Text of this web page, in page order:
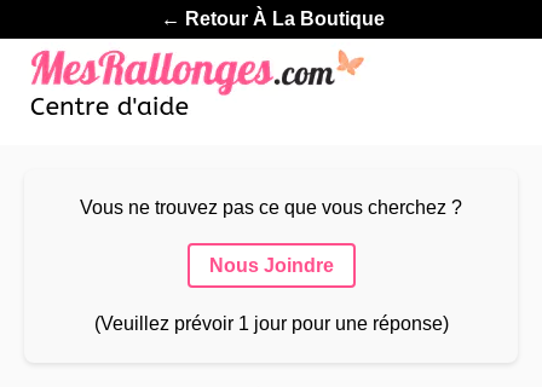
← Retour À La Boutique
Vous ne trouvez pas ce que vous cherchez ?
Nous Joindre
(Veuillez prévoir 1 jour pour une réponse)